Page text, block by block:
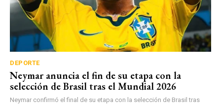
DEPORTE
Neymar anuncia el fin de su etapa con la
selección de Brasil tras el Mundial 2026
Neymar confirmó el final de su etapa con la selección de Brasil tras